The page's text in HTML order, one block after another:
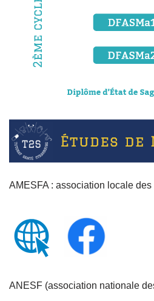
AMESFA : association locale
ANESF (association nationale